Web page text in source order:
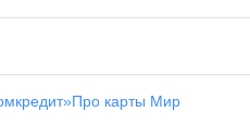
Про карты Мир